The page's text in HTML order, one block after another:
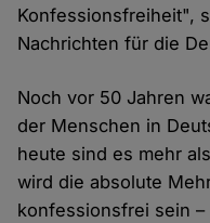
Konfessionsfreiheit",
Nachrichten für die
Noch vor 50 Jahren
der Menschen in
heute sind es mehr
wird die absolute
konfessionsfrei sein